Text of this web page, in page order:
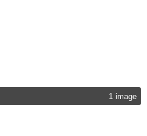
1 image